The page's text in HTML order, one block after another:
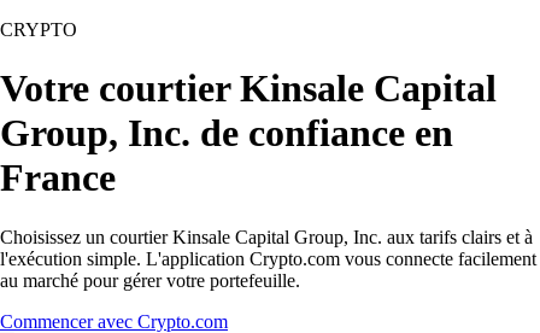
CRYPTO
Votre courtier Kinsale Capital
Group, Inc. de confiance en
France
Choisissez un courtier Kinsale Capital Group, Inc. aux tarifs clairs et à
l'exécution simple. L'application Crypto.com vous connecte facilement
au marché pour gérer votre portefeuille.
Commencer avec Crypto.com